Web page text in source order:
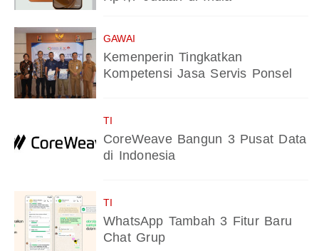
GAWAI
Kemenperin Tingkatkan
Kompetensi Jasa Servis Ponsel
TI
CoreWeave Bangun 3 Pusat Data
di Indonesia
TI
WhatsApp Tambah 3 Fitur Baru
Chat Grup